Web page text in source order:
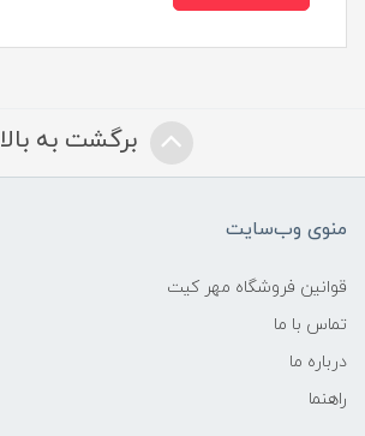
برگشت به بالا
منوی وب‌سایت
قوانین فروشگاه مهر کیت
تماس با ما
درباره ما
راهنما